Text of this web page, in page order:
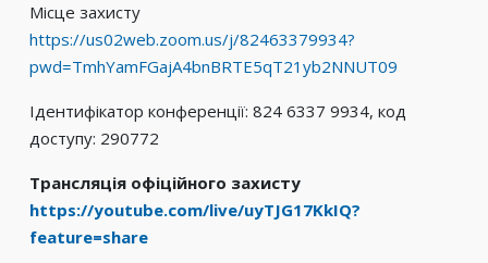
Місце захисту
https://us02web.zoom.us/j/82463379934?
pwd=TmhYamFGajA4bnBRTE5qT21yb2NNUT09
Ідентифікатор конференції: 824 6337 9934, код
доступу: 290772
Трансляція офіційного захисту
https://youtube.com/live/uyTJG17KkIQ?
feature=share